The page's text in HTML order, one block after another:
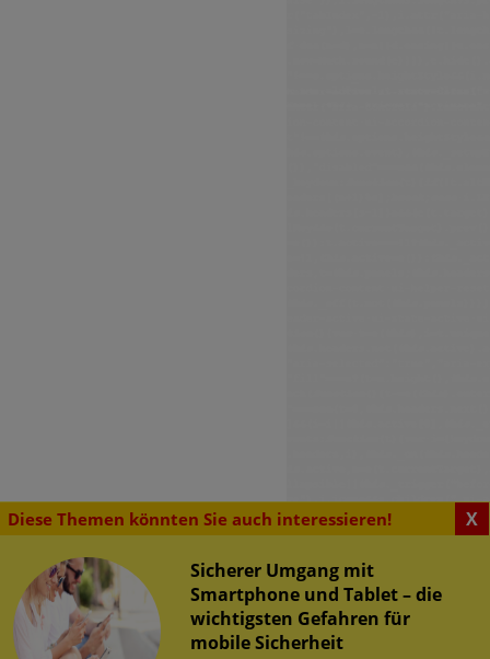
Diese Themen könnten Sie auch interessieren! X
Sicherer Umgang mit
Smartphone und Tablet – die
wichtigsten Gefahren für
mobile Sicherheit